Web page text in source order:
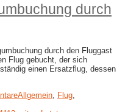
durch
durch den Fluggast
Flug gebucht, der sich
einen Ersatzflug, dessen
Allgemein Flug